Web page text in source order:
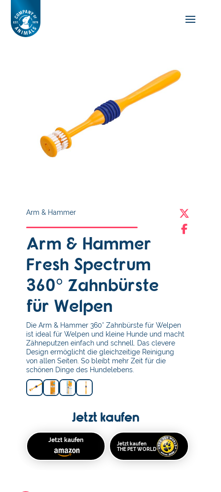
Arm & Hammer
Arm & Hammer
Fresh Spectrum
360° Zahnbürste
für Welpen
Die Arm & Hammer 360° Zahnbürste für Welpen
ist ideal für Welpen und kleine Hunde und macht
Zähneputzen einfach und schnell. Das clevere
Design ermöglicht die gleichzeitige Reinigung
von allen Seiten. So bleibt mehr Zeit für die
schönen Dinge des Hundelebens.
Jetzt kaufen
Jetzt kaufen
Jetzt kaufen
THE PET WORLD